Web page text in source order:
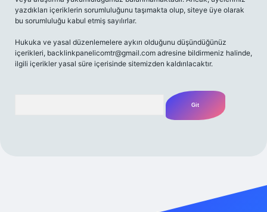
yazdıkları içeriklerin sorumluluğunu taşımakta olup, siteye üye olarak
bu sorumluluğu kabul etmiş sayılırlar.
Hukuka ve yasal düzenlemelere aykırı olduğunu düşündüğünüz
içerikleri, backlinkpanelicomtr@gmail.com adresine bildirmeniz halinde,
ilgili içerikler yasal süre içerisinde sitemizden kaldırılacaktır.